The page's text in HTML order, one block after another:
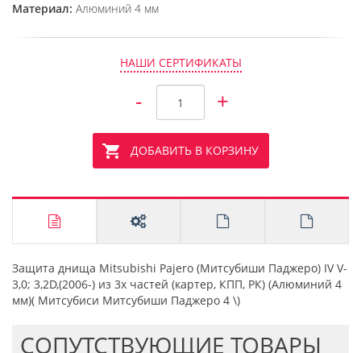
Материал: Алюминий 4 мм
НАШИ СЕРТИФИКАТЫ
- +
ДОБАВИТЬ В КОРЗИНУ
Защита днища Mitsubishi Pajero (Митсубиши Паджеро) IV V-
3,0; 3,2D,(2006-) из 3х частей (картер, КПП, РК) (Алюминий 4
мм)( Митсубиси Митсубиши Паджеро 4 \)
CОПУТСТВУЮЩИЕ ТОВАРЫ